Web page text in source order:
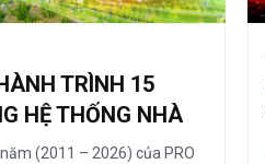
TRÌNH 15
HỆ THỐNG NHÀ
(2011 – 2026) của PRO